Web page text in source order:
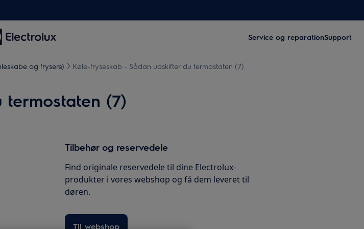
Service og reparationSupport
og frysere) Køle-fryseskab - Sådan udskifter du termostaten (7)
(7)
Tilbehør og reservedele
Find originale reservedele til dine Electrolux-
produkter i vores webshop og få dem leveret til
døren.
Til webshop